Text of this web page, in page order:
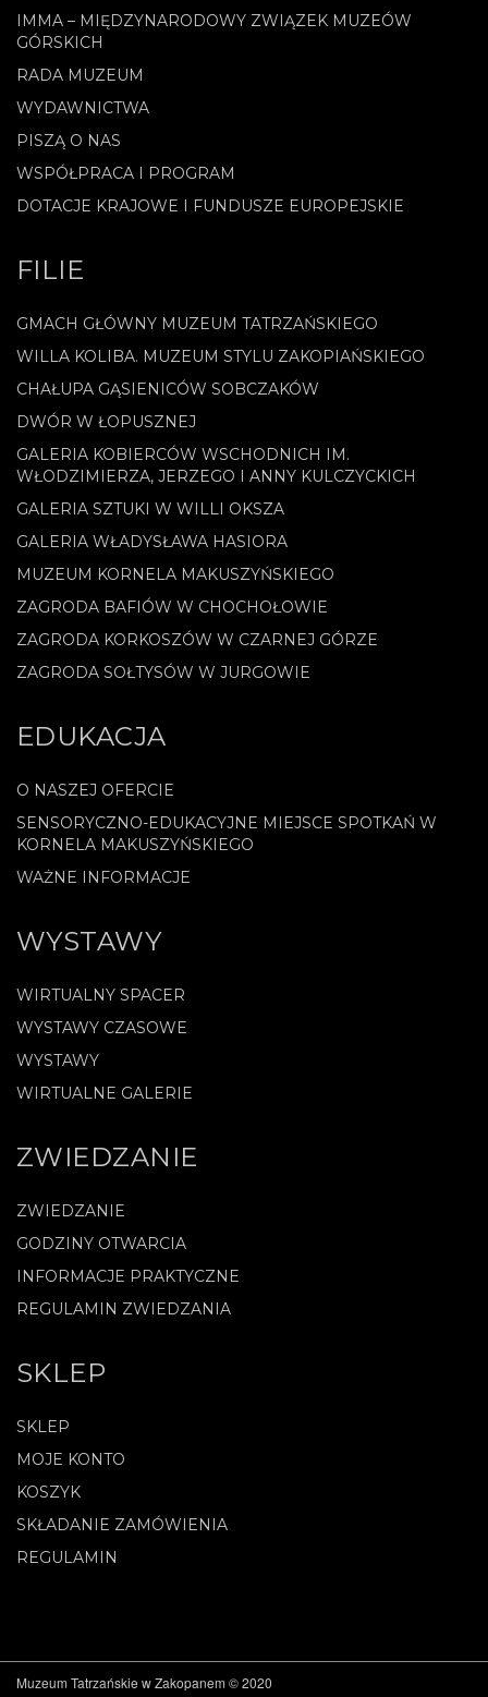
IMMA – MIĘDZYNARODOWY ZWIĄZEK MUZEÓW
GÓRSKICH
RADA MUZEUM
WYDAWNICTWA
PISZĄ O NAS
WSPÓŁPRACA I PROGRAM
DOTACJE KRAJOWE I FUNDUSZE EUROPEJSKIE
FILIE
GMACH GŁÓWNY MUZEUM TATRZAŃSKIEGO
WILLA KOLIBA. MUZEUM STYLU ZAKOPIAŃSKIEGO
CHAŁUPA GĄSIENICÓW SOBCZAKÓW
DWÓR W ŁOPUSZNEJ
GALERIA KOBIERCÓW WSCHODNICH IM.
WŁODZIMIERZA, JERZEGO I ANNY KULCZYCKICH
GALERIA SZTUKI W WILLI OKSZA
GALERIA WŁADYSŁAWA HASIORA
MUZEUM KORNELA MAKUSZYŃSKIEGO
ZAGRODA BAFIÓW W CHOCHOŁOWIE
ZAGRODA KORKOSZÓW W CZARNEJ GÓRZE
ZAGRODA SOŁTYSÓW W JURGOWIE
EDUKACJA
O NASZEJ OFERCIE
SENSORYCZNO-EDUKACYJNE MIEJSCE SPOTKAŃ W
KORNELA MAKUSZYŃSKIEGO
WAŻNE INFORMACJE
WYSTAWY
WIRTUALNY SPACER
WYSTAWY CZASOWE
WYSTAWY
WIRTUALNE GALERIE
ZWIEDZANIE
ZWIEDZANIE
GODZINY OTWARCIA
INFORMACJE PRAKTYCZNE
REGULAMIN ZWIEDZANIA
SKLEP
SKLEP
MOJE KONTO
KOSZYK
SKŁADANIE ZAMÓWIENIA
REGULAMIN
Muzeum Tatrzańskie w Zakopanem © 2020